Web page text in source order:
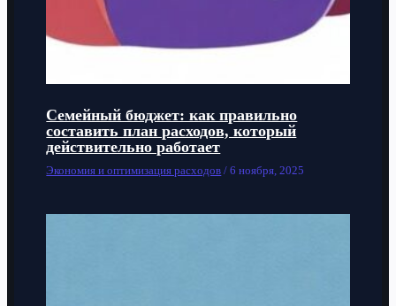
Семейный бюджет: как правильно
составить план расходов, который
действительно работает
Экономия и оптимизация расходов /6 ноября, 2025